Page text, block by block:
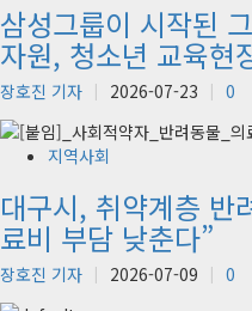
삼성그룹이 시작된
자원, 청소년 교육현
장호진 기자 2026-07-23 0
지역사회
대구시, 취약계층
료비 부담 낮춘다”
장호진 기자 2026-07-09 0